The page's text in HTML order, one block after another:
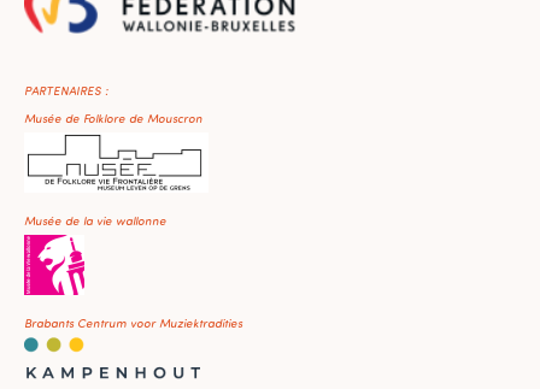
PARTENAIRES :
Musée de Folklore de Mouscron
Musée de la vie wallonne
Brabants Centrum voor Muziektradities